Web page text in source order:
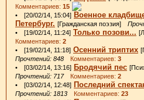
Комментариев: 15
• [20/02/14, 15:04] Военное
Петербург. [Гражданская поэзия]
• [19/02/14, 11:24] Только позови...
Комментариев: 2
• [19/02/14, 11:18] Осенний триптих
Прочтений: 848 Комментариев: 3
• [03/02/14, 13:16] Бродячий пес
Прочтений: 717Комментариев: 2
• [03/02/14, 12:48] Последний
Прочтений: 1813 Комментариев: 23